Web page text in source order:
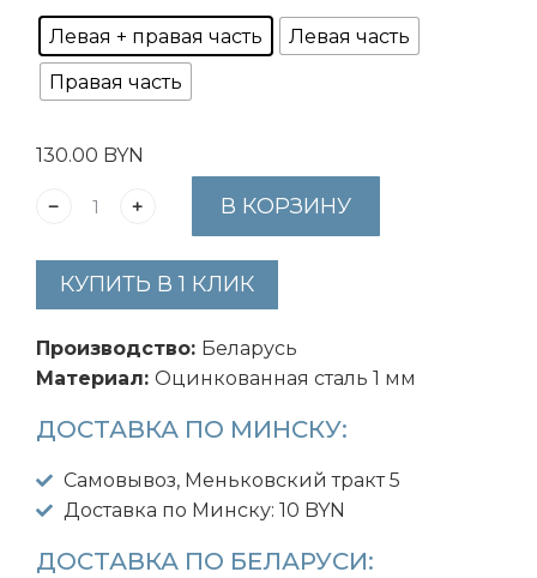
Левая + правая часть
Левая часть
Правая часть
130.00 BYN
В КОРЗИНУ
КУПИТЬ В 1 КЛИК
Производство: Беларусь
Материал: Оцинкованная сталь 1 мм
ДОСТАВКА ПО МИНСКУ:
Самовывоз, Меньковский тракт 5
Доставка по Минску: 10 BYN
ДОСТАВКА ПО БЕЛАРУСИ: